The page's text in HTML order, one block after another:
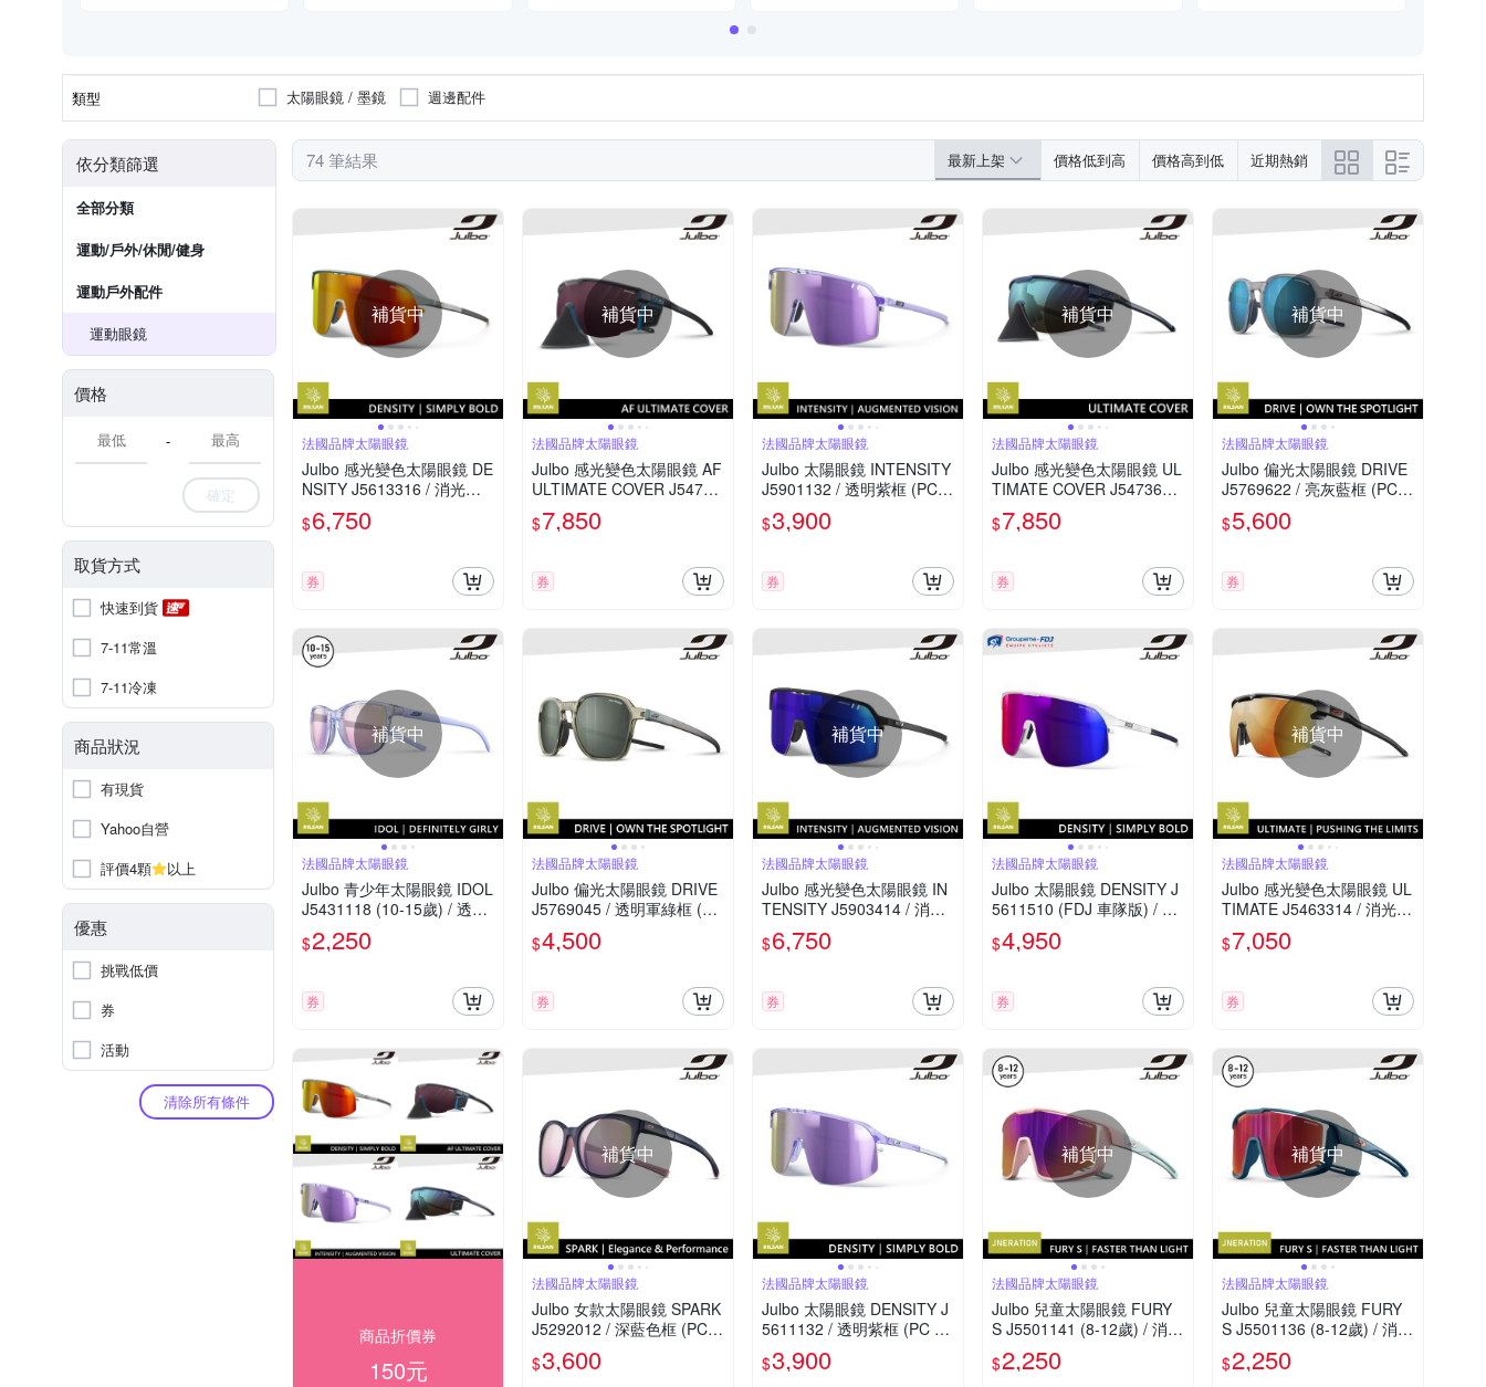
類型 太陽眼鏡 / 墨鏡 週邊配件
依分類篩選
全部分類
運動/戶外/休閒/健身
運動戶外配件
運動眼鏡
價格
-
確定
取貨方式
快速到貨
7-11常溫
7-11冷凍
商品狀況
有現貨
Yahoo自營
評價4顆
以上
優惠
挑戰低價
券
活動
清除所有條件
74 筆結果 最新上架 價格低到高 價格高到低 近期熱銷
補貨中
法國品牌太陽眼鏡
Julbo 感光變色太陽眼鏡 DE
NSITY J5613316 / 消光橄
綠-灰框 (黃紅感光變色鏡片)
特別適合越野跑和單車騎行
$6,750
券
補貨中
法國品牌太陽眼鏡
Julbo 感光變色太陽眼鏡 AF
ULTIMATE COVER J54745
14 / 消光黑框 (棕紅多層膜
鏡片) 山區運動的理想選擇
$7,850
券
法國品牌太陽眼鏡
Julbo 太陽眼鏡 INTENSITY
J5901132 / 透明紫框 (PC
紫色鍍膜鏡片) 適合多種運
動和日常使用
$3,900
券
補貨中
法國品牌太陽眼鏡
Julbo 感光變色太陽眼鏡 UL
TIMATE COVER J5473632
/ 消光黑-藍框 (藍咖啡多層
膜鏡片) 山區運動的理想選
$7,850
券
補貨中
法國品牌太陽眼鏡
Julbo 偏光太陽眼鏡 DRIVE
J5769622 / 亮灰藍框 (PC
藍色多層膜鏡片) 適合多種
運動和日常使用
$5,600
券
補貨中
法國品牌太陽眼鏡
Julbo 青少年太陽眼鏡 IDOL
J5431118 (10-15歲) / 透明
紫框 (PC 淺粉鍍膜鏡片) 適
合多種運動和日常使用
$2,250
券
法國品牌太陽眼鏡
Julbo 偏光太陽眼鏡 DRIVE
J5769045 / 透明軍綠框 (PC
煙灰黑鍍膜鏡片) 適合多種
運動和日常使用
$4,500
券
補貨中
法國品牌太陽眼鏡
Julbo 感光變色太陽眼鏡 IN
TENSITY J5903414 / 消光
黑框 (深藍感光變色鏡片) 特
別適合越野跑和單車騎行
$6,750
券
法國品牌太陽眼鏡
Julbo 太陽眼鏡 DENSITY J
5611510 (FDJ 車隊版) / 消
光白-藍框 (PC 紅紫鍍膜鏡
片) 特別適合越野跑和單車
$4,950
券
補貨中
法國品牌太陽眼鏡
Julbo 感光變色太陽眼鏡 UL
TIMATE J5463314 / 消光黑
框 (黃棕紅多層膜鏡片) 特別
適合越野跑和單車騎行
$7,050
券
商品折價券
150元
補貨中
法國品牌太陽眼鏡
Julbo 女款太陽眼鏡 SPARK
J5292012 / 深藍色框 (PC
多層淺粉紅色鍍膜鏡片) 適
合多種運動和日常使用
$3,600
法國品牌太陽眼鏡
Julbo 太陽眼鏡 DENSITY J
5611132 / 透明紫框 (PC 紫
色鍍膜鏡片) 適合多種運動
和日常使用
$3,900
補貨中
法國品牌太陽眼鏡
Julbo 兒童太陽眼鏡 FURY
S J5501141 (8-12歲) / 消光
粉-綠框 (PC 粉棕鍍膜鏡片)
適合多種運動和日常使用
$2,250
補貨中
法國品牌太陽眼鏡
Julbo 兒童太陽眼鏡 FURY
S J5501136 (8-12歲) / 消光
深藍框 (PC 紅色鍍膜鏡片)
適合多種運動和日常使用
$2,250